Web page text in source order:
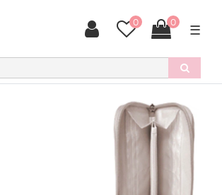
0 0
☰